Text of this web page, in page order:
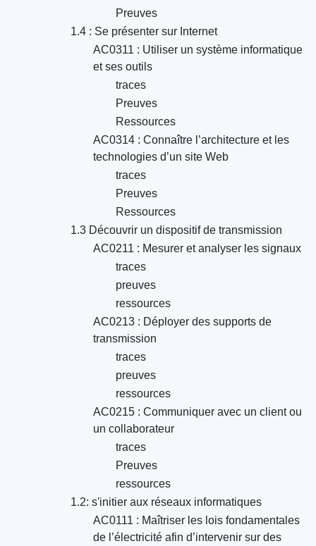
Preuves
1.4 : Se présenter sur Internet
AC0311 : Utiliser un système informatique
et ses outils
traces
Preuves
Ressources
AC0314 : Connaître l’architecture et les
technologies d’un site Web
traces
Preuves
Ressources
1.3 Découvrir un dispositif de transmission
AC0211 : Mesurer et analyser les signaux
traces
preuves
ressources
AC0213 : Déployer des supports de
transmission
traces
preuves
ressources
AC0215 : Communiquer avec un client ou
un collaborateur
traces
Preuves
ressources
1.2: s'initier aux réseaux informatiques
AC0111 : Maîtriser les lois fondamentales
de l’électricité afin d’intervenir sur des